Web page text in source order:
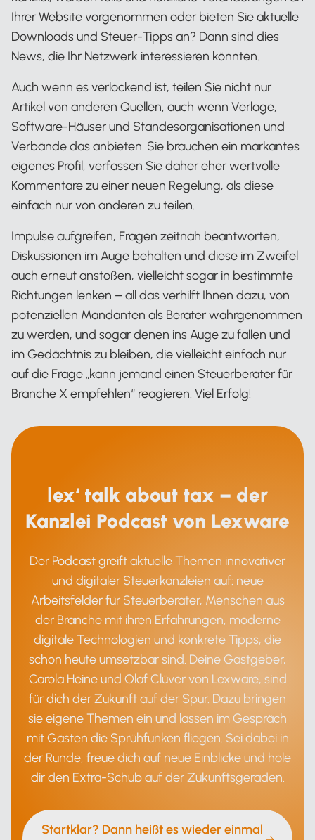
Ihrer Website vorgenommen oder bieten Sie aktuelle
Downloads und Steuer-Tipps an? Dann sind dies
News, die Ihr Netzwerk interessieren könnten.
Auch wenn es verlockend ist, teilen Sie nicht nur
Artikel von anderen Quellen, auch wenn Verlage,
Software-Häuser und Standesorganisationen und
Verbände das anbieten. Sie brauchen ein markantes
eigenes Profil, verfassen Sie daher eher wertvolle
Kommentare zu einer neuen Regelung, als diese
einfach nur von anderen zu teilen.
Impulse aufgreifen, Fragen zeitnah beantworten,
Diskussionen im Auge behalten und diese im Zweifel
auch erneut anstoßen, vielleicht sogar in bestimmte
Richtungen lenken – all das verhilft Ihnen dazu, von
potenziellen Mandanten als Berater wahrgenommen
zu werden, und sogar denen ins Auge zu fallen und
im Gedächtnis zu bleiben, die vielleicht einfach nur
auf die Frage „kann jemand einen Steuerberater für
Branche X empfehlen“ reagieren. Viel Erfolg!
lex‘ talk about tax – der
Kanzlei Podcast von Lexware
Der Podcast greift aktuelle Themen innovativer
und digitaler Steuerkanzleien auf: neue
Arbeitsfelder für Steuerberater, Menschen aus
der Branche mit ihren Erfahrungen, moderne
digitale Technologien und konkrete Tipps, die
schon heute umsetzbar sind. Deine Gastgeber,
Carola Heine und Olaf Clüver von Lexware, sind
für dich der Zukunft auf der Spur. Dazu bringen
sie eigene Themen ein und lassen im Gespräch
mit Gästen die Sprühfunken fliegen. Sei dabei in
der Runde, freue dich auf neue Einblicke und hole
dir den Extra-Schub auf der Zukunftsgeraden.
Startklar? Dann heißt es wieder einmal